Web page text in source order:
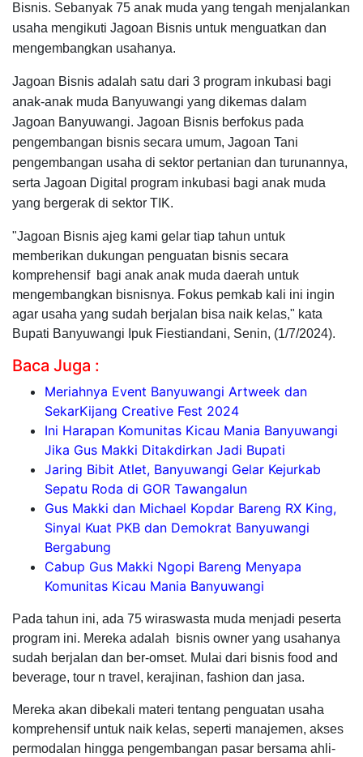
Bisnis. Sebanyak 75 anak muda yang tengah menjalankan
usaha mengikuti Jagoan Bisnis untuk menguatkan dan
mengembangkan usahanya.
Jagoan Bisnis adalah satu dari 3 program inkubasi bagi
anak-anak muda Banyuwangi yang dikemas dalam
Jagoan Banyuwangi. Jagoan Bisnis berfokus pada
pengembangan bisnis secara umum, Jagoan Tani
pengembangan usaha di sektor pertanian dan turunannya,
serta Jagoan Digital program inkubasi bagi anak muda
yang bergerak di sektor TIK.
"Jagoan Bisnis ajeg kami gelar tiap tahun untuk
memberikan dukungan penguatan bisnis secara
komprehensif bagi anak anak muda daerah untuk
mengembangkan bisnisnya. Fokus pemkab kali ini ingin
agar usaha yang sudah berjalan bisa naik kelas," kata
Bupati Banyuwangi Ipuk Fiestiandani, Senin, (1/7/2024).
Baca Juga :
Meriahnya Event Banyuwangi Artweek dan
SekarKijang Creative Fest 2024
Ini Harapan Komunitas Kicau Mania Banyuwangi
Jika Gus Makki Ditakdirkan Jadi Bupati
Jaring Bibit Atlet, Banyuwangi Gelar Kejurkab
Sepatu Roda di GOR Tawangalun
Gus Makki dan Michael Kopdar Bareng RX King,
Sinyal Kuat PKB dan Demokrat Banyuwangi
Bergabung
Cabup Gus Makki Ngopi Bareng Menyapa
Komunitas Kicau Mania Banyuwangi
Pada tahun ini, ada 75 wiraswasta muda menjadi peserta
program ini. Mereka adalah bisnis owner yang usahanya
sudah berjalan dan ber-omset. Mulai dari bisnis food and
beverage, tour n travel, kerajinan, fashion dan jasa.
Mereka akan dibekali materi tentang penguatan usaha
komprehensif untuk naik kelas, seperti manajemen, akses
permodalan hingga pengembangan pasar bersama ahli-